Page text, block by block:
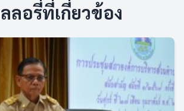
ลอรี่ที่เกี่ยวข้อง